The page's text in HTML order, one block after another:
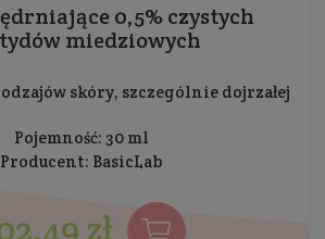
0,5% czystych
miedziowych
skóry, szczególnie dojrzałej
Pojemność: 30 ml
Producent: BasicLab
zł